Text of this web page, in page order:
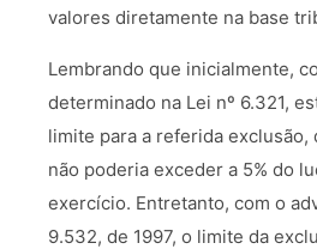
valores diretamente na base
Lembrando que inicialmente,
determinado na Lei nº 6.321,
limite para a referida exclusão,
não poderia exceder a 5% do
exercício. Entretanto, com o
9.532, de 1997, o limite da